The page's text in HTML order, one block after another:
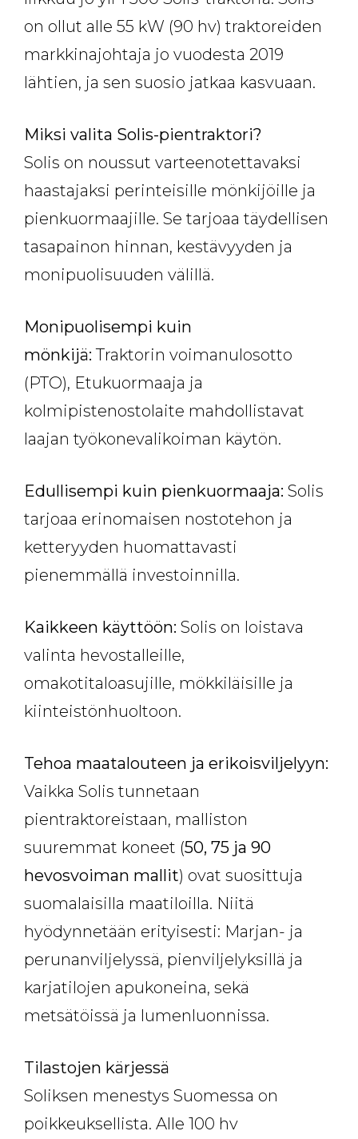
on ollut alle 55 kW (90 hv) traktoreiden
markkinajohtaja jo vuodesta 2019
lähtien, ja sen suosio jatkaa kasvuaan.
Miksi valita Solis-pientraktori?
Solis on noussut varteenotettavaksi
haastajaksi perinteisille mönkijöille ja
pienkuormaajille. Se tarjoaa täydellisen
tasapainon hinnan, kestävyyden ja
monipuolisuuden välillä.
Monipuolisempi kuin
mönkijä: Traktorin voimanulosotto
(PTO), Etukuormaaja ja
kolmipistenostolaite mahdollistavat
laajan työkonevalikoiman käytön.
Edullisempi kuin pienkuormaaja: Solis
tarjoaa erinomaisen nostotehon ja
ketteryyden huomattavasti
pienemmällä investoinnilla.
Kaikkeen käyttöön: Solis on loistava
valinta hevostalleille,
omakotitaloasujille, mökkiläisille ja
kiinteistönhuoltoon.
Tehoa maatalouteen ja erikoisviljelyyn:
Vaikka Solis tunnetaan
pientraktoreistaan, malliston
suuremmat koneet (50, 75 ja 90
hevosvoiman mallit) ovat suosittuja
suomalaisilla maatiloilla. Niitä
hyödynnetään erityisesti: Marjan- ja
perunanviljelyssä, pienviljelyksillä ja
karjatilojen apukoneina, sekä
metsätöissä ja lumenluonnissa.
Tilastojen kärjessä
Soliksen menestys Suomessa on
poikkeuksellista. Alle 100 hv